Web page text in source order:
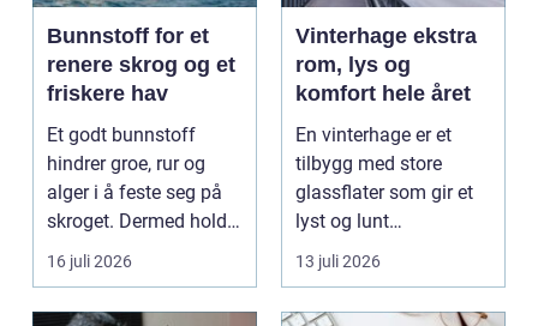
Bunnstoff for et
renere skrog og et
friskere hav
Et godt bunnstoff
hindrer groe, rur og
alger i å feste seg på
skroget. Dermed holder
båten bedre far...
16 juli 2026
Vinterhage ekstra
rom, lys og
komfort hele året
En vinterhage er et
tilbygg med store
glassflater som gir et
lyst og lunt
oppholdsrom nær
hagen, ogs...
13 juli 2026